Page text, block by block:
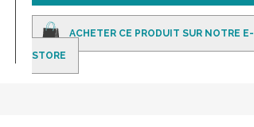
ACHETER CE PRODUIT SUR NOTRE E-
STORE